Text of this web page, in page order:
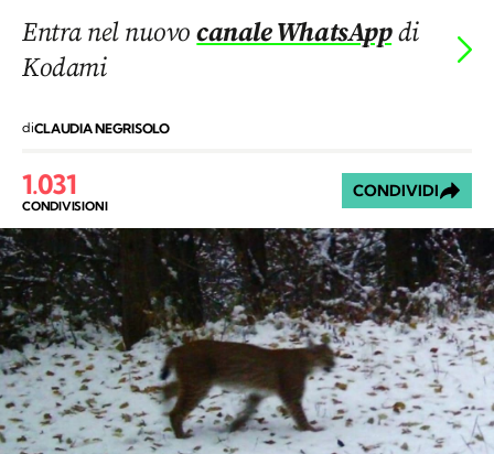
Entra nel nuovocanale WhatsAppdi
Kodami
diCLAUDIA NEGRISOLO
1.031
CONDIVISIONI
CONDIVIDI